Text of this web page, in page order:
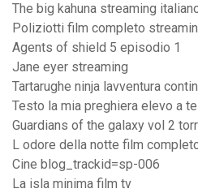
The big kahuna streaming
Poliziotti film completo
Agents of shield 5 episodio 1
Jane eyer streaming
Tartarughe ninja lavventura
Testo la mia preghiera elevo a te
Guardians of the galaxy vol 2
L odore della notte film
Cine blog_trackid=sp-006
La isla minima film tv